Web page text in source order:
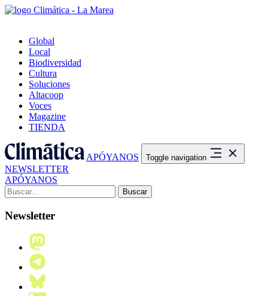
Global
Local
Biodiversidad
Cultura
Soluciones
Altacoop
Voces
Magazine
TIENDA
APÓYANOS Toggle navigation
NEWSLETTER
APÓYANOS
Buscar:
Newsletter